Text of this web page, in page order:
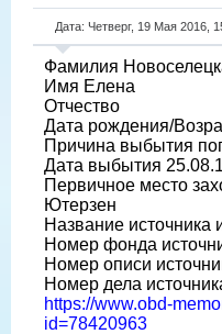
Дата: Четверг, 19 Мая 2016,
Фамилия
Имя Елена
Отчество
Дата рождения/
Причина выбытия
Дата выбытия
Первичное место
Ютерзен
Название
Номер фонда
Номер описи
Номер дела
https://www.obd-
id=78420963